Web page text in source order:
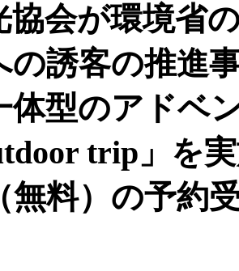
協会が環境省
の誘客の推進
体型のアドベ
trip」を
無料）の予約